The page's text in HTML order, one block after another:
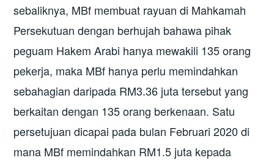
sebaliknya, MBf membuat rayuan di Mahkamah
Persekutuan dengan berhujah bahawa pihak
peguam Hakem Arabi hanya mewakili 135 orang
pekerja, maka MBf hanya perlu memindahkan
sebahagian daripada RM3.36 juta tersebut yang
berkaitan dengan 135 orang berkenaan. Satu
persetujuan dicapai pada bulan Februari 2020 di
mana MBf memindahkan RM1.5 juta kepada